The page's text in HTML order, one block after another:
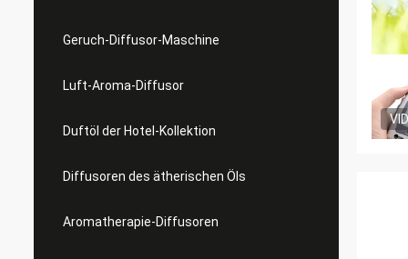
Geruch-Diffusor-Maschine
Luft-Aroma-Diffusor
Duftöl der Hotel-Kollektion
Diffusoren des ätherischen Öls
Aromatherapie-Diffusoren